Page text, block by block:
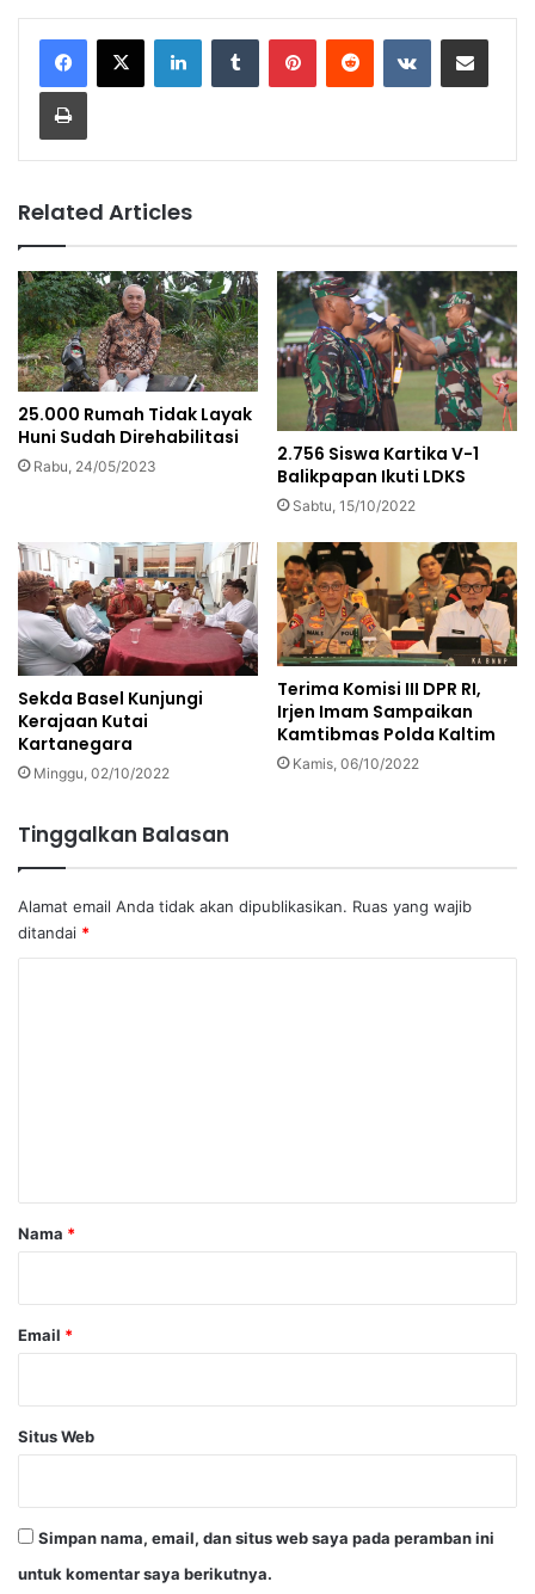
LinkedInTumblr PinterestReddit VKontakteShare via Email
Print
Related Articles
25.000 Rumah Tidak Layak
Huni Sudah Direhabilitasi
Rabu, 24/05/2023
2.756 Siswa Kartika V-1
Balikpapan Ikuti LDKS
Sabtu, 15/10/2022
Sekda Basel Kunjungi
Kerajaan Kutai
Kartanegara
Minggu, 02/10/2022
Terima Komisi III DPR RI,
Irjen Imam Sampaikan
Kamtibmas Polda Kaltim
Kamis, 06/10/2022
Tinggalkan Balasan
Alamat email Anda tidak akan dipublikasikan. Ruas yang wajib
ditandai *
rNama *
Email *
Situs Web
Simpan nama, email, dan situs web saya pada peramban ini
untuk komentar saya berikutnya.